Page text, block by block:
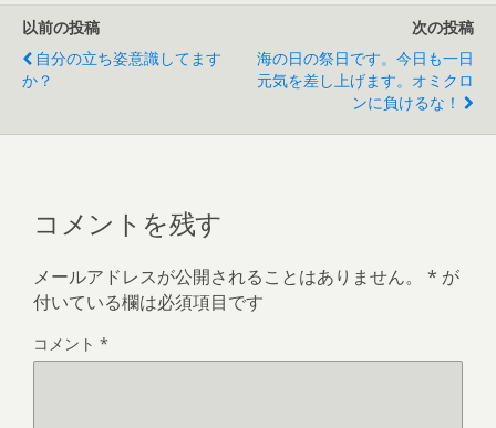
以前の投稿
自分の立ち姿意識してます
か？
次の投稿
海の日の祭日です。今日も一日
元気を差し上げます。オミクロ
ンに負けるな！
コメントを残す
メールアドレスが公開されることはありません。 * が
付いている欄は必須項目です
コメント *